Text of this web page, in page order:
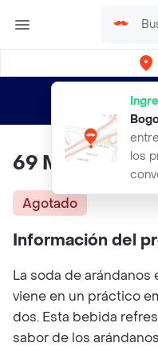
los
envíos
69 Ml
Agotado
Información del
La soda de arándanos
viene en un práctico
dos. Esta bebida
sabor de los